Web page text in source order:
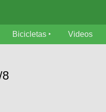
Bicicletas Videos
8